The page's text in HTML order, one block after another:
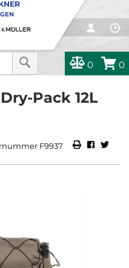
0 0
Pack 12L
F9937